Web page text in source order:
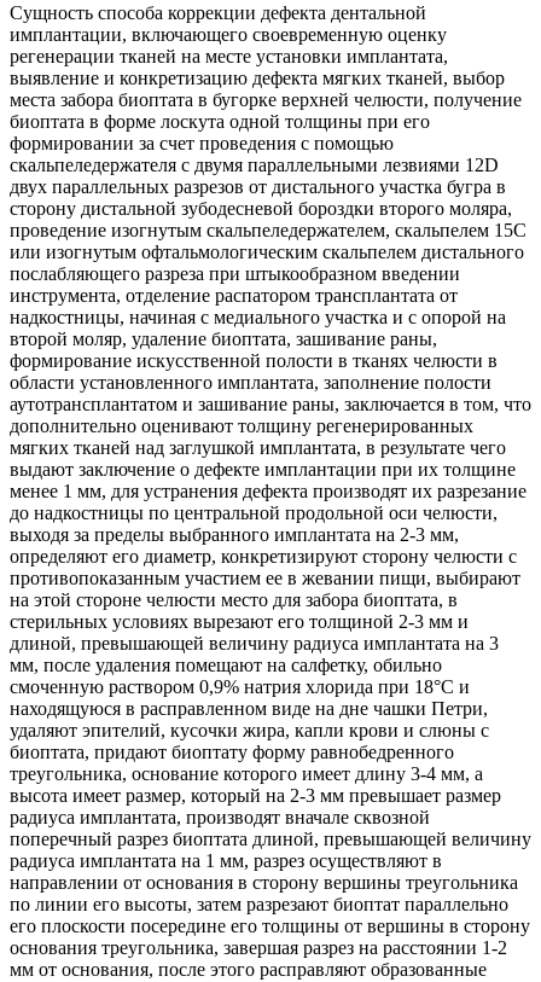
Сущность способа коррекции дефекта дентальной
имплантации, включающего своевременную оценку
регенерации тканей на месте установки имплантата,
выявление и конкретизацию дефекта мягких тканей, выбор
места забора биоптата в бугорке верхней челюсти, получение
биоптата в форме лоскута одной толщины при его
формировании за счет проведения с помощью
скальпеледержателя с двумя параллельными лезвиями 12D
двух параллельных разрезов от дистального участка бугра в
сторону дистальной зубодесневой бороздки второго моляра,
проведение изогнутым скальпеледержателем, скальпелем 15С
или изогнутым офтальмологическим скальпелем дистального
послабляющего разреза при штыкообразном введении
инструмента, отделение распатором трансплантата от
надкостницы, начиная с медиального участка и с опорой на
второй моляр, удаление биоптата, зашивание раны,
формирование искусственной полости в тканях челюсти в
области установленного имплантата, заполнение полости
аутотрансплантатом и зашивание раны, заключается в том, что
дополнительно оценивают толщину регенерированных
мягких тканей над заглушкой имплантата, в результате чего
выдают заключение о дефекте имплантации при их толщине
менее 1 мм, для устранения дефекта производят их разрезание
до надкостницы по центральной продольной оси челюсти,
выходя за пределы выбранного имплантата на 2-3 мм,
определяют его диаметр, конкретизируют сторону челюсти с
противопоказанным участием ее в жевании пищи, выбирают
на этой стороне челюсти место для забора биоптата, в
стерильных условиях вырезают его толщиной 2-3 мм и
длиной, превышающей величину радиуса имплантата на 3
мм, после удаления помещают на салфетку, обильно
смоченную раствором 0,9% натрия хлорида при 18°C и
находящуюся в расправленном виде на дне чашки Петри,
удаляют эпителий, кусочки жира, капли крови и слюны с
биоптата, придают биоптату форму равнобедренного
треугольника, основание которого имеет длину 3-4 мм, а
высота имеет размер, который на 2-3 мм превышает размер
радиуса имплантата, производят вначале сквозной
поперечный разрез биоптата длиной, превышающей величину
радиуса имплантата на 1 мм, разрез осуществляют в
направлении от основания в сторону вершины треугольника
по линии его высоты, затем разрезают биоптат параллельно
его плоскости посередине его толщины от вершины в сторону
основания треугольника, завершая разрез на расстоянии 1-2
мм от основания, после этого расправляют образованные